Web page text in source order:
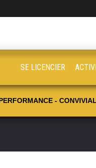
-
SE LICENCIER